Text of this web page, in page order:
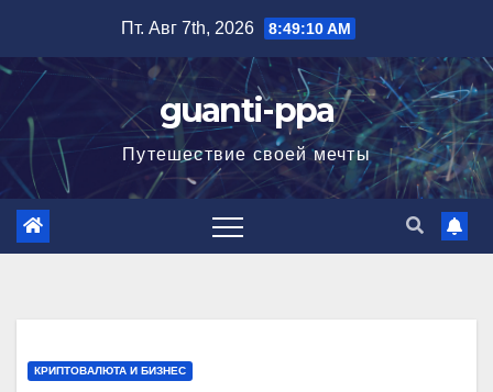
содержимому
Пт. Авг 7th, 2026 8:49:11 AM
guanti-ppa
Путешествие своей мечты
КРИПТОВАЛЮТА И БИЗНЕС